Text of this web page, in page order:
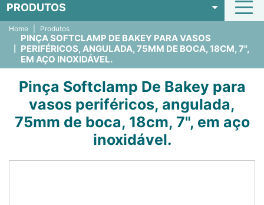
PRODUTOS
Home Produtos
PINÇA SOFTCLAMP DE BAKEY PARA VASOS
PERIFÉRICOS, ANGULADA, 75MM DE BOCA, 18CM, 7",
EM AÇO INOXIDÁVEL.
Pinça Softclamp De Bakey para
vasos periféricos, angulada,
75mm de boca, 18cm, 7", em aço
inoxidável.